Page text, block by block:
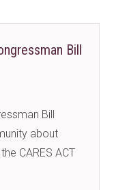
Bill
Bill
about
CARES ACT